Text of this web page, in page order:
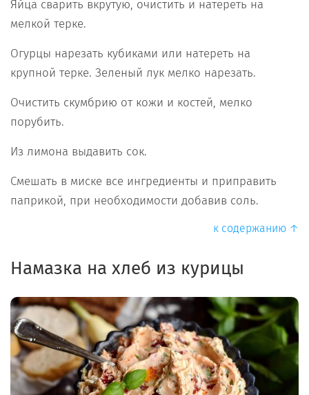
Яйца сварить вкрутую, очистить и натереть на
мелкой терке.
Огурцы нарезать кубиками или натереть на
крупной терке. Зеленый лук мелко нарезать.
Очистить скумбрию от кожи и костей, мелко
порубить.
Из лимона выдавить сок.
Смешать в миске все ингредиенты и приправить
паприкой, при необходимости добавив соль.
к содержанию ↑
Намазка на хлеб из курицы